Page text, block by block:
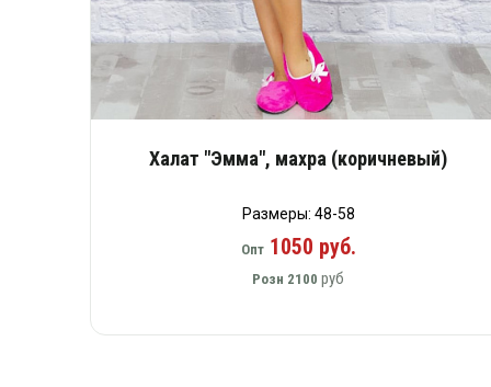
Халат "Эмма", махра (коричневый)
Размеры: 48-58
Опт1050 руб.
Розн 2100 руб